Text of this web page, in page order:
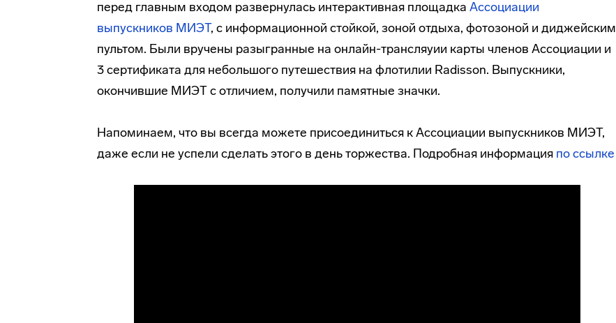
перед главным входом развернулась интерактивная площадка Ассоциации
выпускников МИЭТ, с информационной стойкой, зоной отдыха, фотозоной и диджейским
пультом. Были вручены разыгранные на онлайн-трансляуии карты членов Ассоциации и
3 сертификата для небольшого путешествия на флотилии Radisson. Выпускники,
окончившие МИЭТ с отличием, получили памятные значки.
Напоминаем, что вы всегда можете присоединиться к Ассоциации выпускников МИЭТ,
даже если не успели сделать этого в день торжества. Подробная информация по ссылке